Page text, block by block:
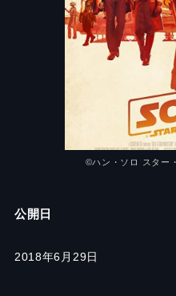
©ハン・ソロ スター
公開日
2018年6月29日